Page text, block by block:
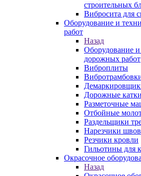
строительных
Вибросита для
Оборудование и
работ
Назад
Оборудование и
дорожных работ
Виброплиты
Дорожные
Разметочные
Отбойные
Раздельщики
Нарезчики швов
Резчики кровли
Гильотины для
Окрасочное
Назад